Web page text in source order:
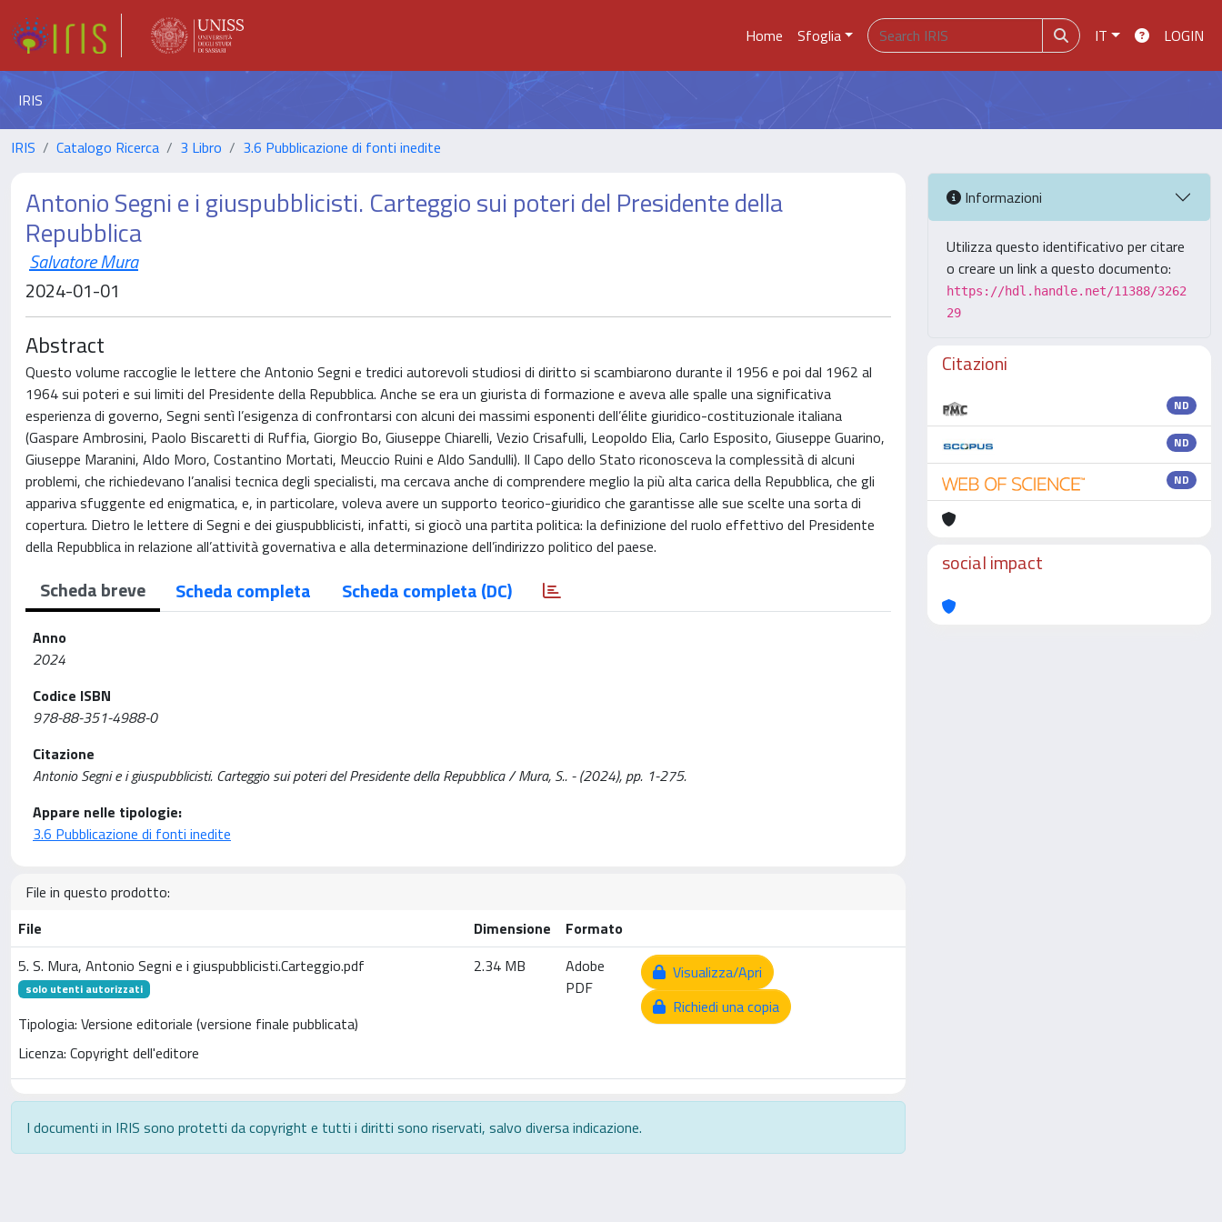
Home Sfoglia IT LOGIN
IRIS
IRIS Catalogo Ricerca 3 Libro 3.6 Pubblicazione di fonti inedite
Antonio Segni e i giuspubblicisti. Carteggio sui poteri del Presidente della
Repubblica
Salvatore Mura
2024-01-01
Abstract
Questo volume raccoglie le lettere che Antonio Segni e tredici autorevoli studiosi di diritto si scambiarono durante il 1956 e poi dal 1962 al
1964 sui poteri e sui limiti del Presidente della Repubblica. Anche se era un giurista di formazione e aveva alle spalle una significativa
esperienza di governo, Segni sentì l’esigenza di confrontarsi con alcuni dei massimi esponenti dell’élite giuridico-costituzionale italiana
(Gaspare Ambrosini, Paolo Biscaretti di Ruffia, Giorgio Bo, Giuseppe Chiarelli, Vezio Crisafulli, Leopoldo Elia, Carlo Esposito, Giuseppe Guarino,
Giuseppe Maranini, Aldo Moro, Costantino Mortati, Meuccio Ruini e Aldo Sandulli). Il Capo dello Stato riconosceva la complessità di alcuni
problemi, che richiedevano l’analisi tecnica degli specialisti, ma cercava anche di comprendere meglio la più alta carica della Repubblica, che gli
appariva sfuggente ed enigmatica, e, in particolare, voleva avere un supporto teorico-giuridico che garantisse alle sue scelte una sorta di
copertura. Dietro le lettere di Segni e dei giuspubblicisti, infatti, si giocò una partita politica: la definizione del ruolo effettivo del Presidente
della Repubblica in relazione all’attività governativa e alla determinazione dell’indirizzo politico del paese.
Scheda breve Scheda completa Scheda completa (DC)
Anno
2024
Codice ISBN
978-88-351-4988-0
Citazione
Antonio Segni e i giuspubblicisti. Carteggio sui poteri del Presidente della Repubblica / Mura, S.. - (2024), pp. 1-275.
Appare nelle tipologie:
3.6 Pubblicazione di fonti inedite
File in questo prodotto:
File
Dimensione
Formato
5. S. Mura, Antonio Segni e i giuspubblicisti.Carteggio.pdf
solo utenti autorizzati
Tipologia: Versione editoriale (versione finale pubblicata)
Licenza: Copyright dell'editore
2.34 MB
Adobe
PDF
Visualizza/Apri
Richiedi una copia
I documenti in IRIS sono protetti da copyright e tutti i diritti sono riservati, salvo diversa indicazione.
Informazioni
Utilizza questo identificativo per citare
o creare un link a questo documento:
https://hdl.handle.net/11388/3262
29
Citazioni
ND
ND
ND
social impact